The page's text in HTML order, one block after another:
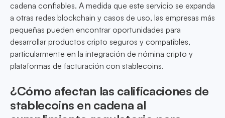
cadena confiables. A medida que este servicio se expanda
a otras redes blockchain y casos de uso, las empresas más
pequeñas pueden encontrar oportunidades para
desarrollar productos cripto seguros y compatibles,
particularmente en la integración de nómina cripto y
plataformas de facturación con stablecoins.
¿Cómo afectan las calificaciones de
stablecoins en cadena al